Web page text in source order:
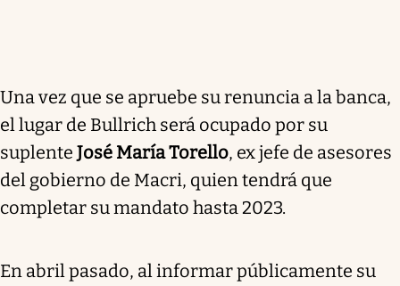
Una vez que se apruebe su renuncia a la banca,
el lugar de Bullrich será ocupado por su
suplente José María Torello, ex jefe de asesores
del gobierno de Macri, quien tendrá que
completar su mandato hasta 2023.
En abril pasado, al informar públicamente su